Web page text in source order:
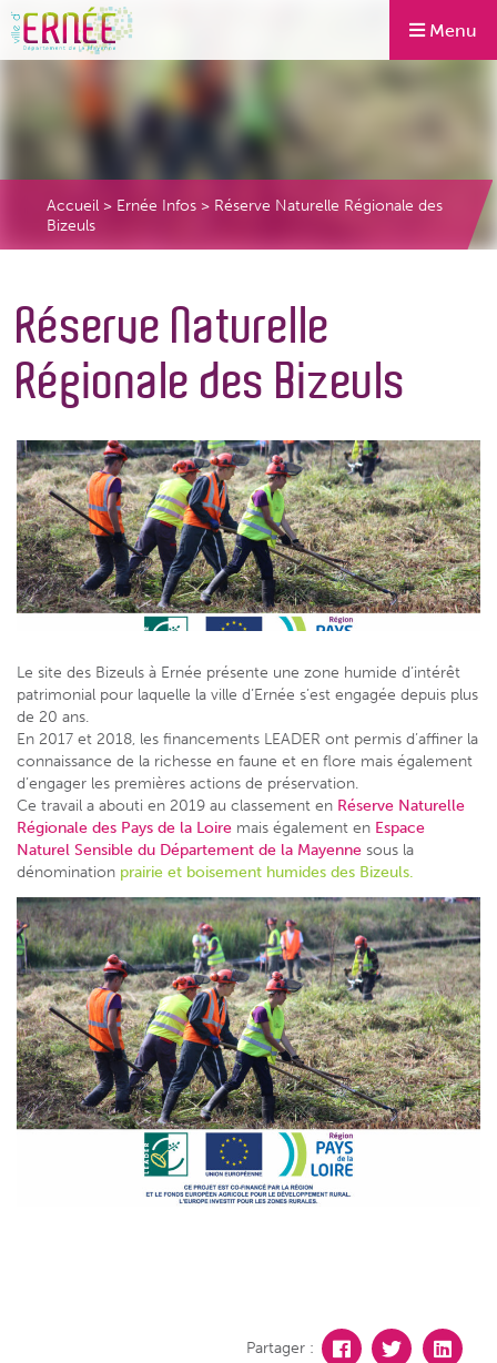
Menu
Accueil > Ernée Infos > Réserve Naturelle Régionale des
Bizeuls
Réserve Naturelle
Régionale des Bizeuls
Le site des Bizeuls à Ernée présente une zone humide d’intérêt
patrimonial pour laquelle la ville d’Ernée s’est engagée depuis plus
de 20 ans.
En 2017 et 2018, les financements LEADER ont permis d’affiner la
connaissance de la richesse en faune et en flore mais également
d’engager les premières actions de préservation.
Ce travail a abouti en 2019 au classement en Réserve Naturelle
Régionale des Pays de la Loire mais également en Espace
Naturel Sensible du Département de la Mayenne sous la
dénomination prairie et boisement humides des Bizeuls.
Partager :